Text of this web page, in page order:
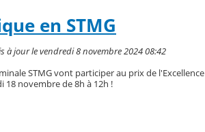
en STMG
à jour le vendredi 8 novembre 2024 08:42
STMG vont participer au prix de l'Excellence
18 novembre de 8h à 12h !